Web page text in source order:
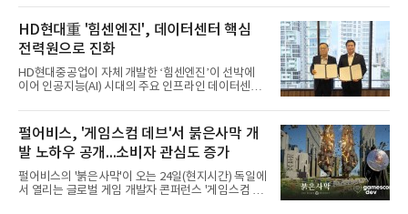
도했다고 주장했다. 호카의 판권을 노린 기획에 따른
사건이었다는 것이다. 조 전 대표는 10일 서울 중구
코리아나호텔에서 기자회견을 열고 "잘못한 것은 사
과하고 사실이 아닌 것은 사실이 아니라고 용기 내 말
하겠다"며 "제 잘못으로 불편함을 끼친 점 다시 한번
사과드린다"고 말했다. 그는 "이 자리에 서기까지 8개
월이 걸렸다"며 "그동안 도무지 이해할 수 없는 일들
수의 내
HD현대重 '힘센엔진', 데이터센터 핵심
전력원으로 진화
HD현대중공업이 자체 개발한 ‘힘센엔진’이 선박에
이어 인공지능(AI) 시대의 주요 인프라인 데이터센터
최근 미국 에너지 인프라 개발기업 ‘코반에너지그룹
(Corban Energy Group)’과 9.6MW급 힘센
(HiMSEN) 엔진 기반의 발전설비 공급계약을 체결했
다고 10일 밝혔다. 총 1,000메가와트(MW), 9560억
원 규모로, 현지 빅테크 기업의 데이터센터 전력 공급
원으로 활용될 예정이다.코반에너지그룹은 데이터센
터 구축 및 전쟁부(DoW) 프로젝트 등 각종 인프라 사
펄어비스, '게임스컴 데브'서 붉은사막 개
발 노하우 공개...소비자 관심도 증가
펄어비스의 '붉은사막'이 오는 24일(현지시간) 독일에
서 열리는 글로벌 게임 개발자 콘퍼런스 '게임스컴 데